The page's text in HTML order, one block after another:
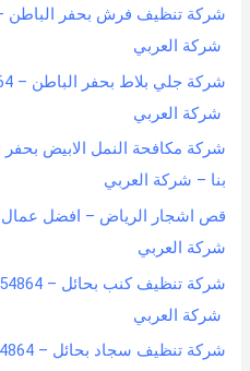
شركة العربي
شركة العربي
بنا – شركة العربي
قص اشجار الرياض – افضل عمال
شركة العربي
شركة العربي